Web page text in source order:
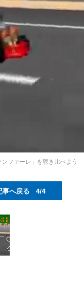
ファーレ」を聴き比べよう
事へ戻る 4/4